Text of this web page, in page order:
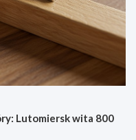
Lutomiersk wita 800